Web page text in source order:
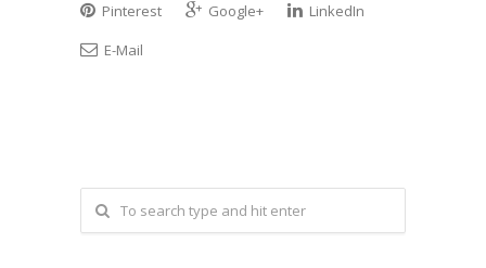
Pinterest
Google+
LinkedIn
E-Mail